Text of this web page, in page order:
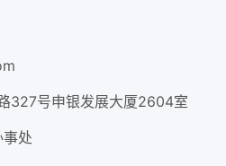
327号申银发展大厦2604室
事处